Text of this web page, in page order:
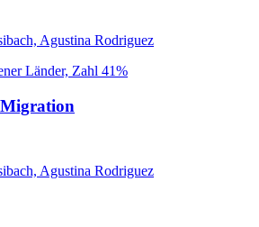
Agustina Rodriguez
Agustina Rodriguez